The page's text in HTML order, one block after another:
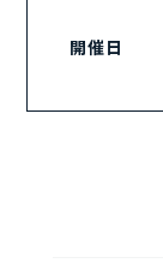
開催日